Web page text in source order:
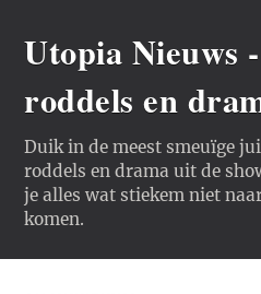
Utopia Nieuws
roddels en
Duik in de meest smeuïge
roddels en drama uit de
je alles wat stiekem niet
komen.